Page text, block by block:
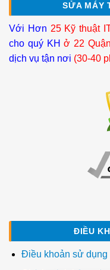
SỬA MÁY
Với Hơn 25 Kỹ thuật
cho quý KHở 22 Quận
dịch vụ tận nơi (30-40
ĐIỀU
Điều khoản sử dụng